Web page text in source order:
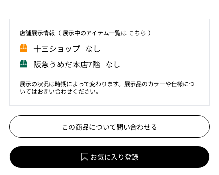
店舗展⽰情報（ 展⽰中のアイテム⼀覧は こちら ）
⼗三ショップ なし
阪急うめだ本店7階 なし
展示の状況は時期によって変わります。展示品のカラーや仕様につ
いてはお問い合わせください。
この商品について問い合わせる
お気に入り登録